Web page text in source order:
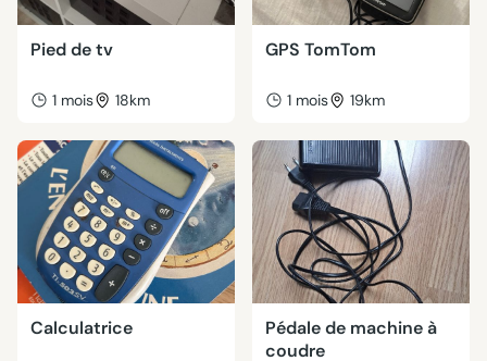
Pied de tv
1 mois 18km
GPS TomTom
1 mois 19km
Calculatrice
Pédale de machine à
coudre